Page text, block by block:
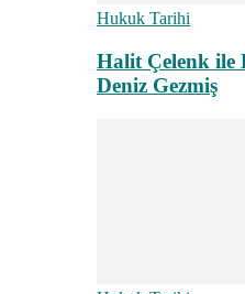
Hukuk Tarihi
Halit Çelenk
Deniz Gezmiş